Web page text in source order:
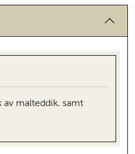
av malteddik, samt